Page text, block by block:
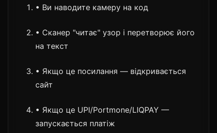
• Ви наводите камеру на код
• Сканер "читає" узор і перетворює його
на текст
• Якщо це посилання — відкривається
сайт
• Якщо це UPI/Portmone/LIQPAY —
запускається платіж